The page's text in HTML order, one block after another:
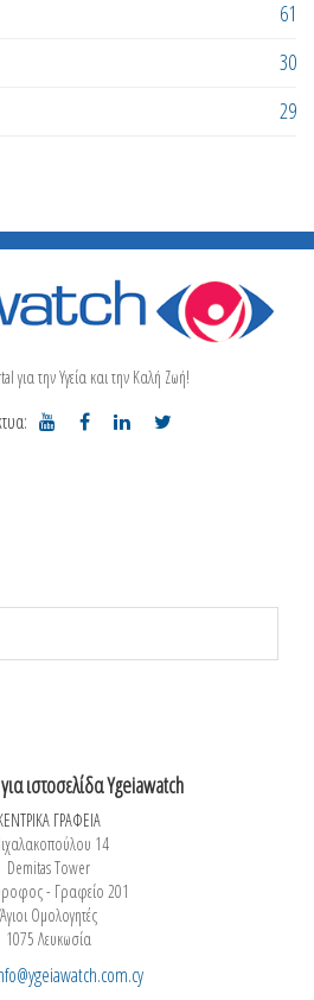
61
30
29
για την Υγεία και την Καλή Ζωή!
ιστοσελίδα Ygeiawatch
ΓΡΑΦΕΙΑ
14
Demitas Tower
- Γραφείο 201
Άγιοι Ομολογητές
1075 Λευκωσία